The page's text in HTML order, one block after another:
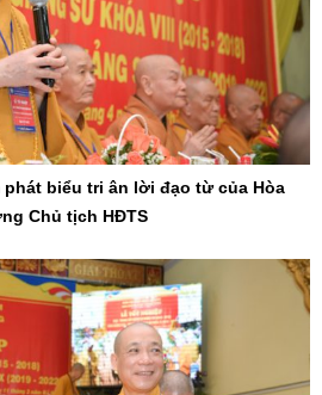
phát biểu tri ân lời đạo từ của Hòa
Chủ tịch HĐTS